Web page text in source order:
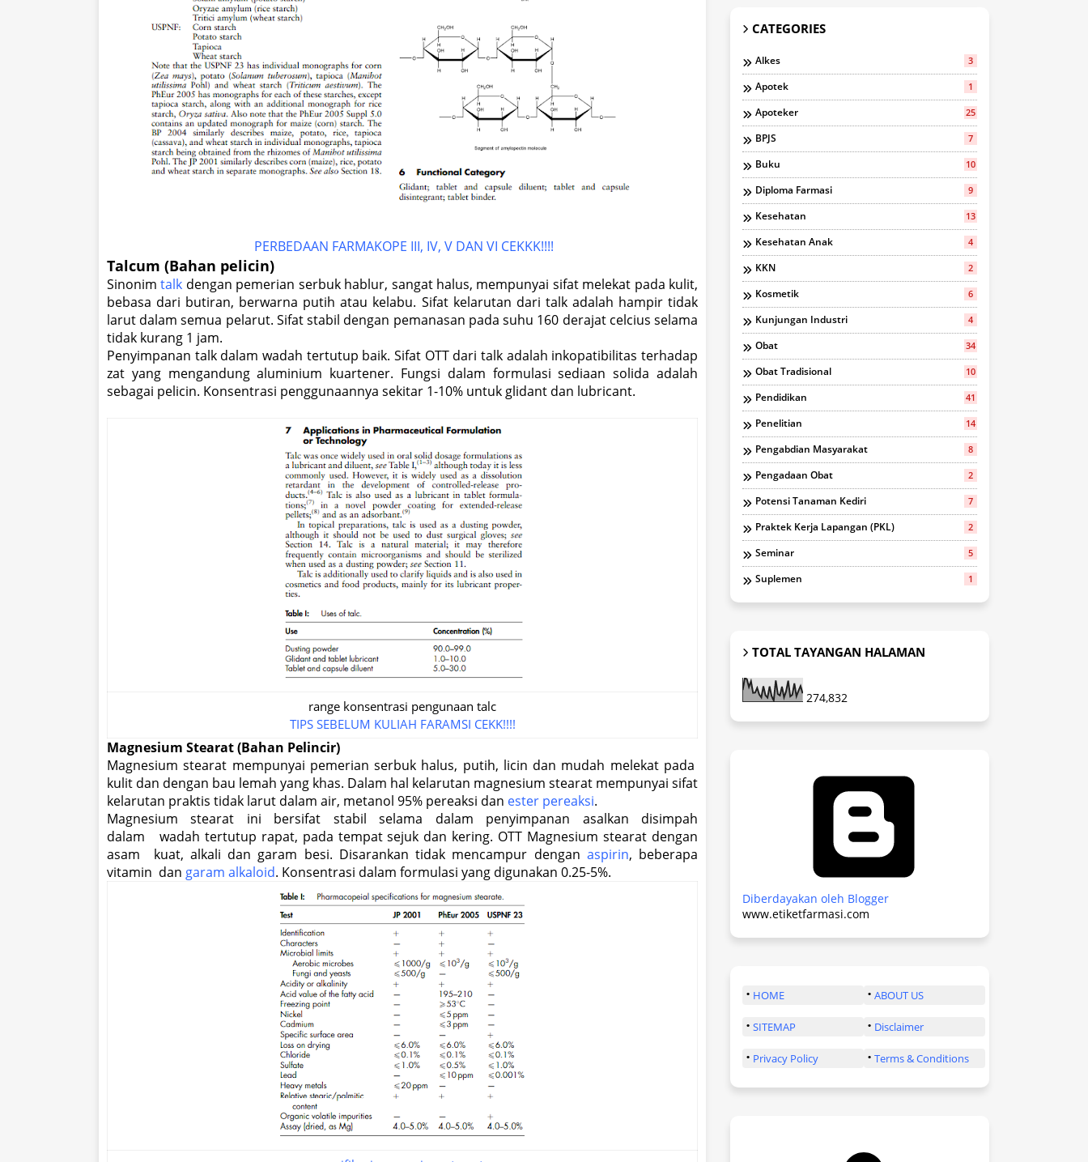
PERBEDAAN FARMAKOPE III, IV, V DAN VI CEKKK!!!!
Talcum (Bahan pelicin)
Sinonimtalk dengan pemerian serbuk hablur, sangat halus, mempunyai sifat melekat pada kulit,
bebasa dari butiran, berwarna putih atau kelabu. Sifat kelarutan dari talk adalah hampir tidak
larut dalam semua pelarut. Sifat stabil dengan pemanasan pada suhu 160 derajat celcius selama
tidak kurang 1 jam.
Penyimpanan talk dalam wadah tertutup baik. Sifat OTT dari talk adalah inkopatibilitas terhadap
zat yang mengandung aluminium kuartener. Fungsi dalam formulasi sediaan solida adalah
sebagai pelicin. Konsentrasi penggunaannya sekitar 1-10% untuk glidant dan lubricant.
range konsentrasi pengunaan talc
TIPS SEBELUM KULIAH FARAMSI CEKK!!!!
Magnesium Stearat (Bahan Pelincir)
Magnesium stearat mempunyai pemerian serbuk halus, putih, licin dan mudah melekat pada
kulit dan dengan bau lemah yang khas. Dalam hal kelarutan magnesium stearat mempunyai sifat
kelarutan praktis tidak larut dalam air, metanol 95% pereaksi dan ester pereaksi.
Magnesium stearat ini bersifat stabil selama dalam penyimpanan asalkan disimpah
dalam wadah tertutup rapat, pada tempat sejuk dan kering. OTT Magnesium stearat dengan
asam kuat, alkali dan garam besi. Disarankan tidak mencampur dengan aspirin, beberapa
vitamin dan garam alkaloid. Konsentrasi dalam formulasi yang digunakan 0.25-5%.
CATEGORIES
Alkes 3
Apotek 1
Apoteker 25
BPJS 7
Buku 10
Diploma Farmasi 9
Kesehatan 13
Kesehatan Anak 4
KKN 2
Kosmetik 6
Kunjungan Industri 4
Obat 34
Obat Tradisional 10
Pendidikan 41
Penelitian 14
Pengabdian Masyarakat 8
Pengadaan Obat 2
Potensi Tanaman Kediri 7
Praktek Kerja Lapangan (PKL) 2
Seminar 5
Suplemen 1
TOTAL TAYANGAN HALAMAN
274,832
Diberdayakan oleh Blogger
www.etiketfarmasi.com
HOME ABOUT US
SITEMAP Disclaimer
Privacy Policy Terms & Conditions